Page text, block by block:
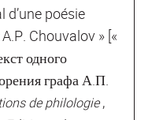
d’une poésie
Chouvalov » [«
одного
графа А.П.
de philologie,